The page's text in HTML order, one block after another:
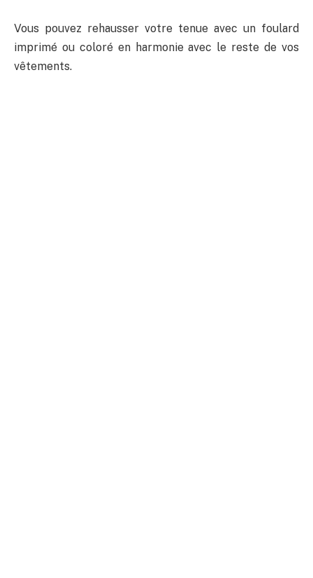
Vous pouvez rehausser votre tenue avec un foulard
imprimé ou coloré en harmonie avec le reste de vos
vêtements.